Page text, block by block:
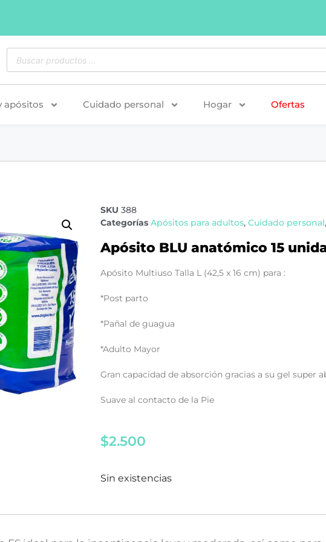
apósitos Cuidado personal Hogar Ofertas
SKU388
Categorías Apósitos para adultos,Cuidado personal,
Apósito BLU anatómico 15
Apósito Multiuso Talla L (42,5 x 16 cm) para :
*Post parto
*Pañal de guagua
*Adulto Mayor
Gran capacidad de absorción gracias a su gel super
Suave al contacto de la Pie
$2.500
Sin existencias